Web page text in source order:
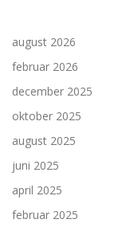
august 2026
februar 2026
december 2025
oktober 2025
august 2025
juni 2025
april 2025
februar 2025